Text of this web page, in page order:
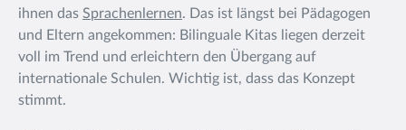
ihnen das Sprachenlernen. Das ist längst bei Pädagogen
und Eltern angekommen: Bilinguale Kitas liegen derzeit
voll im Trend und erleichtern den Übergang auf
internationale Schulen. Wichtig ist, dass das Konzept
stimmt.